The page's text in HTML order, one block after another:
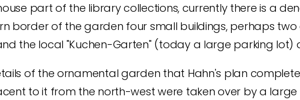
part of the library collections, currently there is a
border of the garden four small buildings, perhaps
the local "Kuchen-Garten" (today a large parking lot)
of the ornamental garden that Hahn's plan
to it from the north-west were taken over by a large